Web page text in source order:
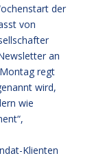
der
von
an
regt
wird,
wie
Klienten